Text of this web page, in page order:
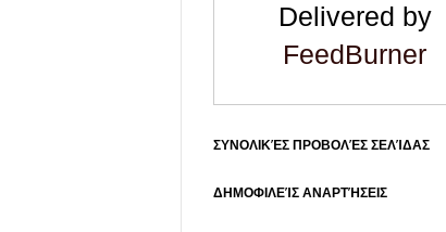
Delivered by
FeedBurner
ΣΥΝΟΛΙΚΈΣ ΠΡΟΒΟΛΈΣ ΣΕΛΊΔΑΣ
ΔΗΜΟΦΙΛΕΊΣ ΑΝΑΡΤΉΣΕΙΣ